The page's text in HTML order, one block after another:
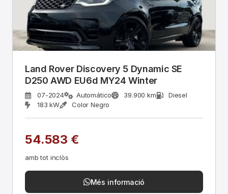
Land Rover Discovery 5 Dynamic SE
D250 AWD EU6d MY24 Winter
07-2024 Automático 39.900 km
Diesel
183 kW
Color Negro
54.583 €
amb tot inclòs
Més informació